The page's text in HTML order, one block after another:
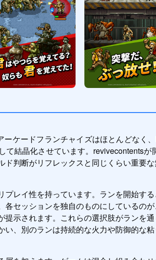
ーケードフランチャイズはほとんどなく
て結晶化させています。revivecontents
ド判断がリフレックスと同じくらい重要
プレイ性を持っています。ランを開始す
各セッションを独自のものにしているの
提示されます。これらの選択肢がランを
い、別のランは持続的な火力や防御的な